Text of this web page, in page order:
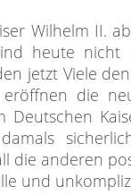
Wilhelm II.
heute
jetzt Viele
die
Deutschen
die anderen
und